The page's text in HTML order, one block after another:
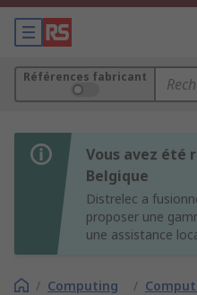
Références fabricant
Vous avez été
Belgique
Distrelec a
proposer une
une assistance
/ Computing
/